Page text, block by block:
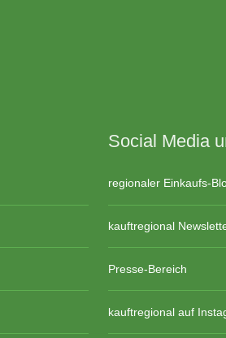
Social Media
regionaler Einkaufs-
kauftregional
Presse-Bereich
kauftregional auf